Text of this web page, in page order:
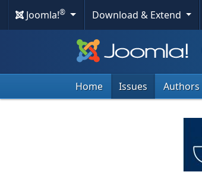
Joomla!® Download & Extend
Home Issues Authors